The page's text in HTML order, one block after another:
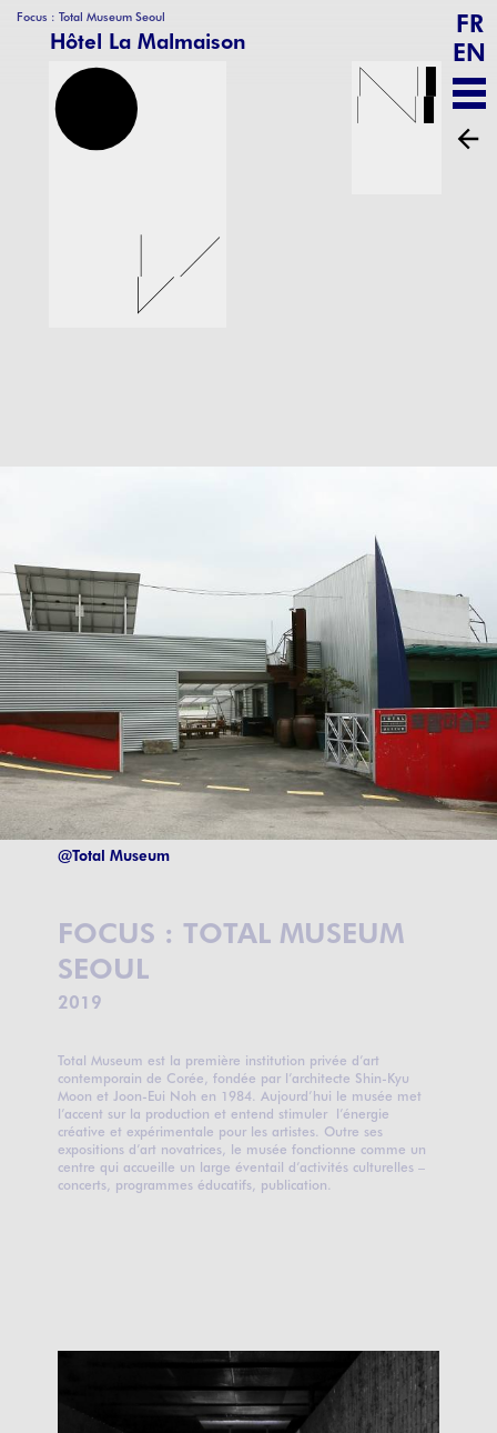
Focus : Total Museum Seoul
Hôtel La Malmaison
FR
EN
@Total Museum
FOCUS : TOTAL MUSEUM
SEOUL
2019
Total Museum est la première institution privée d’art
contemporain de Corée, fondée par l’architecte Shin-Kyu
Moon et Joon-Eui Noh en 1984. Aujourd’hui le musée met
l’accent sur la production et entend stimuler l’énergie
créative et expérimentale pour les artistes. Outre ses
expositions d’art novatrices, le musée fonctionne comme un
centre qui accueille un large éventail d’activités culturelles –
concerts, programmes éducatifs, publication.